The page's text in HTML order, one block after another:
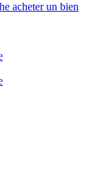
acheter un bien